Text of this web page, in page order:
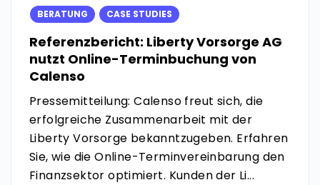
BERATUNG CASE STUDIES
Referenzbericht: Liberty Vorsorge AG
nutzt Online-Terminbuchung von
Calenso
Pressemitteilung: Calenso freut sich, die
erfolgreiche Zusammenarbeit mit der
Liberty Vorsorge bekanntzugeben. Erfahren
Sie, wie die Online-Terminvereinbarung den
Finanzsektor optimiert. Kunden der Li...